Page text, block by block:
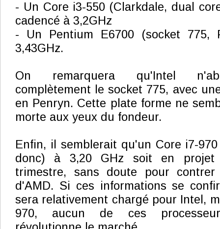
- Un Core i3-550 (Clarkdale, dual
cadencé à 3,2GHz
- Un Pentium E6700 (socket 775,
3,43GHz.
On remarquera qu'Intel
complètement le socket 775, avec
en Penryn. Cette plate forme ne
morte aux yeux du fondeur.
Enfin, il semblerait qu'un Core i7-
donc) à 3,20 GHz soit en projet
trimestre, sans doute pour
d'AMD. Si ces informations se
sera relativement chargé pour Intel,
970, aucun de ces